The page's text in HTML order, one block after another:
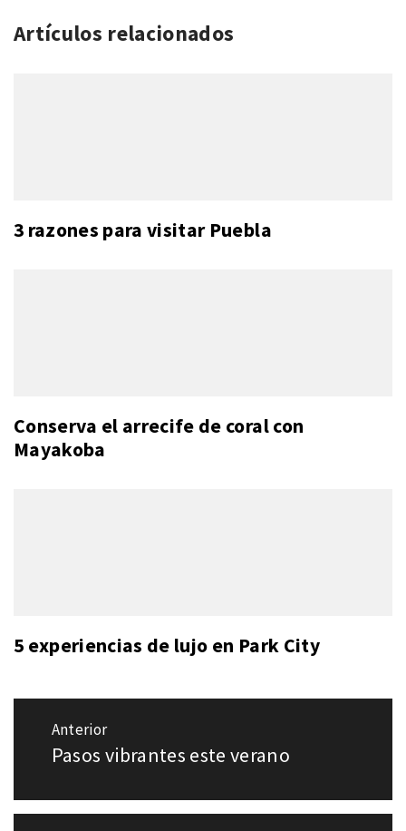
Artículos relacionados
3 razones para visitar Puebla
Conserva el arrecife de coral con
Mayakoba
5 experiencias de lujo en Park City
Navegación
Anterior
Entrada
Pasos vibrantes este verano